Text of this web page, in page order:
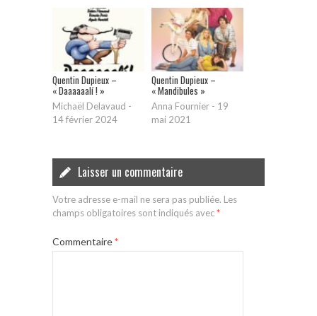
Quentin Dupieux –
« Daaaaaalí ! »
Michaël Delavaud -
14 février 2024
Quentin Dupieux –
« Mandibules »
Anna Fournier - 19
mai 2021
Laisser un commentaire
Votre adresse e-mail ne sera pas publiée. Les
champs obligatoires sont indiqués avec*
Commentaire*